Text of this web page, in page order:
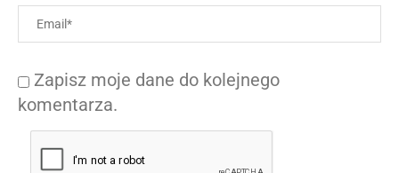
Zapisz moje dane do kolejnego
komentarza.